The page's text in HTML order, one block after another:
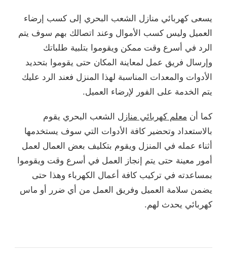
يسعى كهربائي منازل الشعب البحري إلى كسب إرضاء
العميل وليس كسب الأموال وعند اتصالك بهم سوف يتم
الرد في أسرع وقت ممكن ويقوموا بتلبية طلباتك
وإرسال فريق عمل لمعاينة المكان حتى يقوموا بتحديد
الأدوات والمعدات المناسبة لهذا المنزل فعند الرد عليك
يتم الخدمة على الفور لإرضاء العميل.
كما أن معلم كهربائي منازل الشعب البحري يقوم
بالاستعداد وتحضير كافة الأدوات التي سوف يستخدمها
أثناء عمله في المنزل ويقوم بتكليف بعض العمال لعمل
أمور معينة حتى يتم إنجاز العمل في أسرع وقت ويقوموا
بمساعدته في تركيب كافة أعمال الكهرباء وهذا حتى
يضمن سلامة العميل وفريق العمل من أي ضرر أو ماس
كهربائي يحدث لهم.